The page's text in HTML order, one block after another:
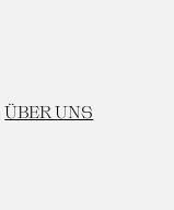
ÜBER UNS